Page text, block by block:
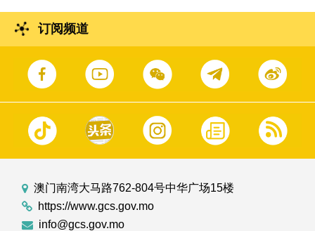
订阅频道
澳门南湾大马路762-804号中华广场15楼
https://www.gcs.gov.mo
info@gcs.gov.mo